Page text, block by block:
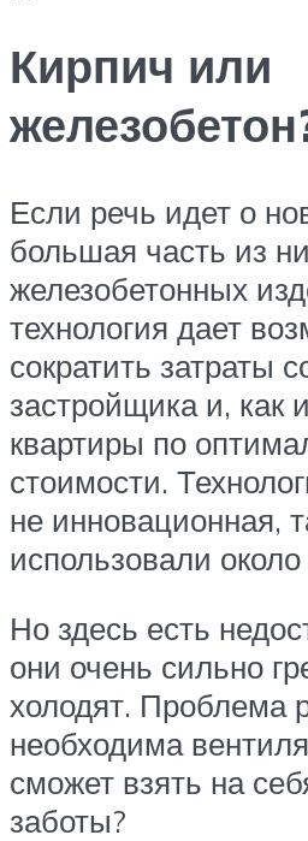
Кирпич или
Если речь идет о
большая часть из
железобетонных
технология дает
сократить затраты
застройщика и, как
квартиры по
стоимости.
не инновационная,
использовали
Но здесь есть
они очень сильно
холодят. Проблема
необходима
сможет взять на
заботы?